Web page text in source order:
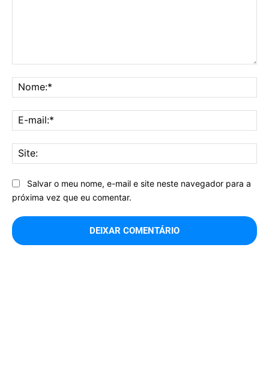
Salvar o meu nome, e-mail e site neste navegador para a
próxima vez que eu comentar.